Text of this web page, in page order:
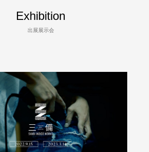
Exhibition
出展展示会